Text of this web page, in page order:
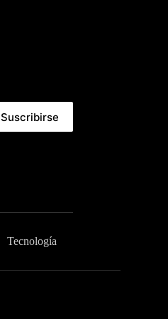
Suscribirse
Tecnología